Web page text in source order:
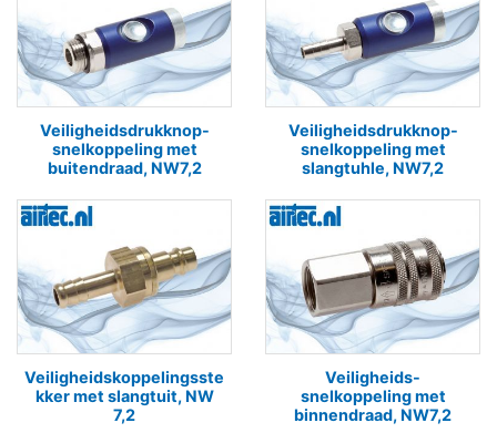
Veiligheidsdrukknop-
snelkoppeling met
buitendraad, NW7,2
Veiligheidsdrukknop-
snelkoppeling met
slangtuhle, NW7,2
Veiligheidskoppelingsste
kker met slangtuit, NW
7,2
Veiligheids-
snelkoppeling met
binnendraad, NW7,2